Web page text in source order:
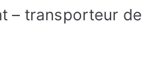
– transporteur de